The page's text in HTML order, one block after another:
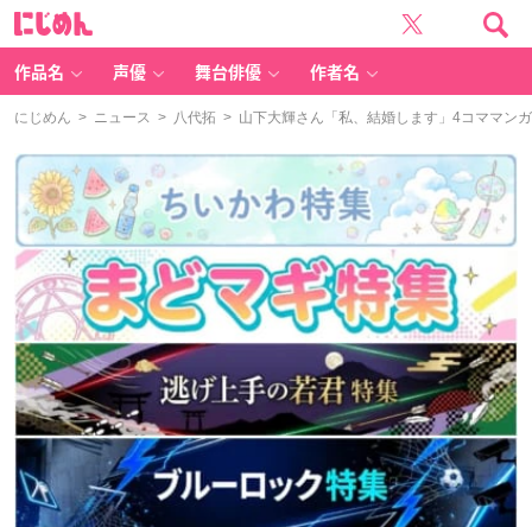
作品名 声優 舞台俳優 作者名
にじめん > ニュース > 八代拓 > 山下大輝さん「私、結婚します」4コママン